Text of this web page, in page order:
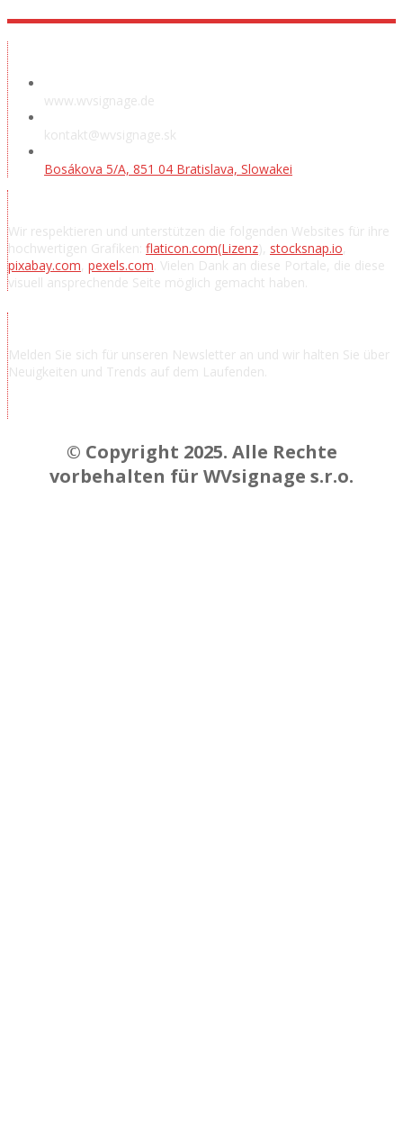
www.wvsignage.de
kontakt@wvsignage.sk
Bosákova 5/A, 851 04 Bratislava, Slowakei
Wir respektieren und unterstützen die folgenden Websites für ihre
hochwertigen Grafiken: flaticon.com(Lizenz), stocksnap.io,
pixabay.com, pexels.com . Vielen Dank an diese Portale, die diese
visuell ansprechende Seite möglich gemacht haben.
Melden Sie sich für unseren Newsletter an und wir halten Sie über
Neuigkeiten und Trends auf dem Laufenden.
© Copyright 2025. Alle Rechte
vorbehalten für WVsignage s.r.o.